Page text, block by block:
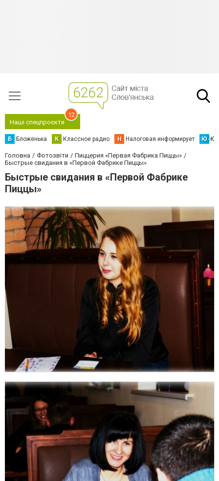
Наші спецпроєкти
12
Б Бложенька К Классное радио Н Налоговая информирует Ю
Головна Фотозвіти
Пиццерия «Первая Фабрика Пиццы»
Быстрые свидания в «Первой Фабрике Пиццы»
Быстрые свидания в «Первой Фабрике
Пиццы»